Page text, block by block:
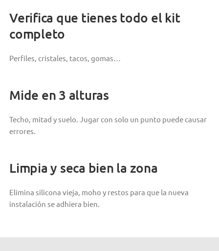
Verifica que tienes todo el kit
completo
Perfiles, cristales, tacos, gomas…
Mide en 3 alturas
Techo, mitad y suelo. Jugar con solo un punto puede causar
errores.
Limpia y seca bien la zona
Elimina silicona vieja, moho y restos para que la nueva
instalación se adhiera bien.